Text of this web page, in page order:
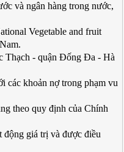
và ngân hàng trong nước,
Vegetable and fruit
Thạch - quận Đống Đa - Hà
các khoản nợ trong phạm vu
theo quy định của Chính
giá trị và được điều